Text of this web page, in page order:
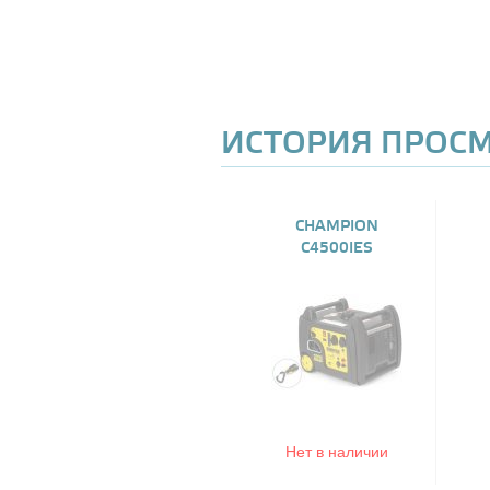
ИСТОРИЯ
CHAMPION
C4500IES
Нет в наличии